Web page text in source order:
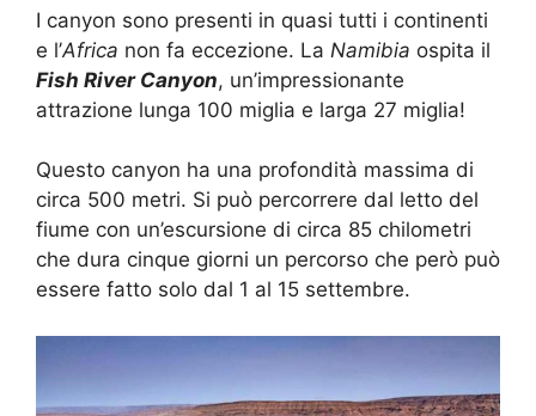
I canyon sono presenti in quasi tutti i continenti
e l’Africa non fa eccezione. La Namibia ospita il
Fish River Canyon, un’impressionante
attrazione lunga 100 miglia e larga 27 miglia!
Questo canyon ha una profondità massima di
circa 500 metri. Si può percorrere dal letto del
fiume con un’escursione di circa 85 chilometri
che dura cinque giorni un percorso che però può
essere fatto solo dal 1 al 15 settembre.